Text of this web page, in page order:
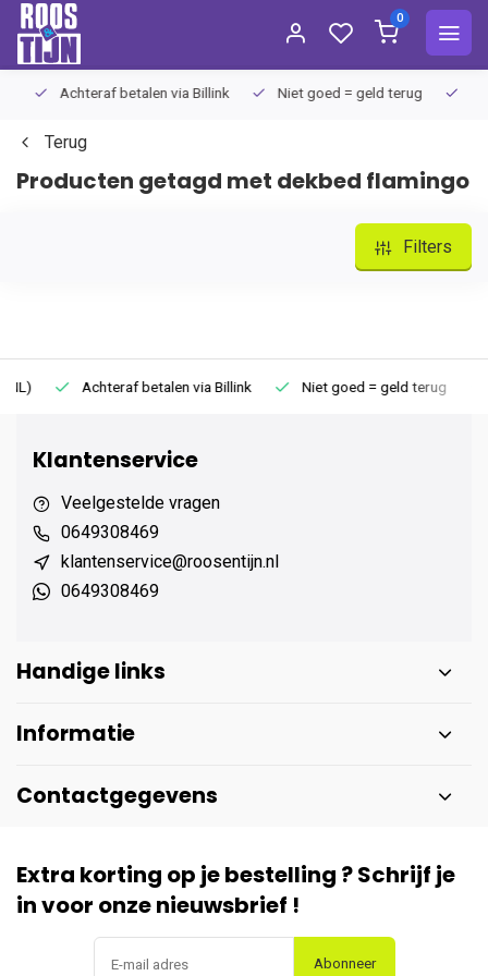
0
Achteraf betalen via Billink Niet goed = geld terug
Terug
Producten getagd met dekbed flamingo
Filters
Achteraf betalen via Billink Niet goed = geld terug
Klantenservice
Veelgestelde vragen
0649308469
klantenservice@roosentijn.nl
0649308469
Handige links
Informatie
Contactgegevens
Extra korting op je bestelling ? Schrijf je
in voor onze nieuwsbrief !
Abonneer